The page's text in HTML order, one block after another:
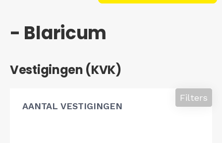
- Blaricum
Vestigingen (KVK)
AANTAL VESTIGINGEN
Filters